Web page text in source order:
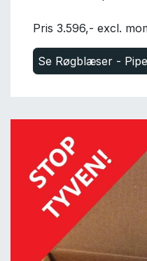
Pris 3.596,- excl.
Se Røgblæser -